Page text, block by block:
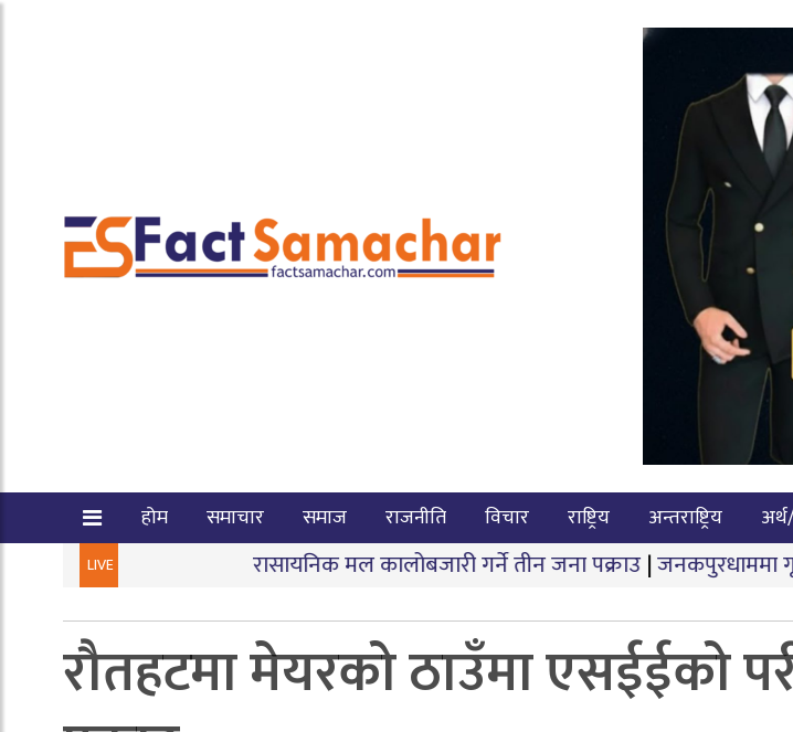
होम समाचार समाज राजनीति विचार राष्ट्रिय अन्तराष्ट्रिय
LIVEरासायनिक मल कालोबजारी गर्ने तीन जना पक्राउ|जनकपुरधाममा गृहमन्त्री गुरुङ र
रौतहटमा मेयरको ठाउँमा एसईईको